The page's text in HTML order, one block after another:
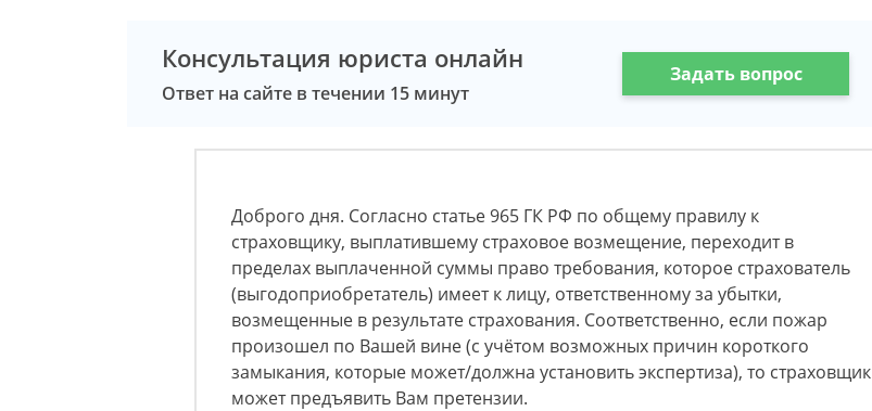
Консультация юриста онлайн
Ответ на сайте в течении 15 минут
Задать вопрос
Доброго дня. Согласно статье 965 ГК РФ по общему правилу к
страховщику, выплатившему страховое возмещение, переходит в
пределах выплаченной суммы право требования, которое страхователь
(выгодоприобретатель) имеет к лицу, ответственному за убытки,
возмещенные в результате страхования. Соответственно, если пожар
произошел по Вашей вине (с учётом возможных причин короткого
замыкания, которые может/должна установить экспертиза), то страховщик
может предъявить Вам претензии.